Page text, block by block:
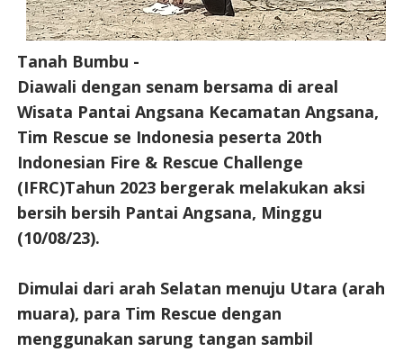
Tanah Bumbu -
Diawali dengan senam bersama di areal
Wisata Pantai Angsana Kecamatan Angsana,
Tim Rescue se Indonesia peserta 20th
Indonesian Fire & Rescue Challenge
(IFRC)Tahun 2023 bergerak melakukan aksi
bersih bersih Pantai Angsana, Minggu
(10/08/23).
Dimulai dari arah Selatan menuju Utara (arah
muara), para Tim Rescue dengan
menggunakan sarung tangan sambil